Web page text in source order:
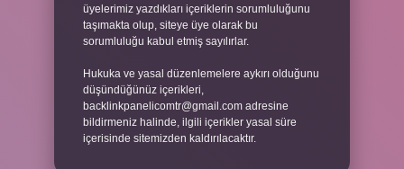
üyelerimiz yazdıkları içeriklerin sorumluluğunu
taşımakta olup, siteye üye olarak bu
sorumluluğu kabul etmiş sayılırlar.
Hukuka ve yasal düzenlemelere aykırı olduğunu
düşündüğünüz içerikleri,
backlinkpanelicomtr@gmail.com adresine
bildirmeniz halinde, ilgili içerikler yasal süre
içerisinde sitemizden kaldırılacaktır.